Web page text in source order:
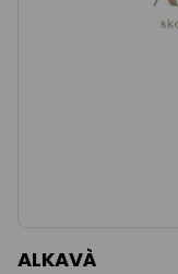
ALKAVÀ